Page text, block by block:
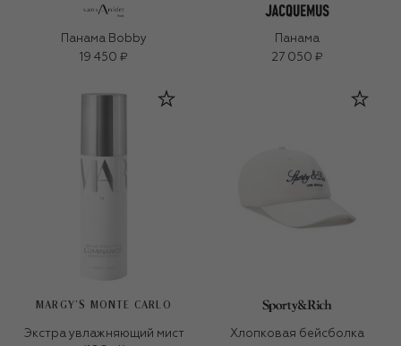
Панама Bobby
19 450 ₽
Панама
27 050 ₽
MARGY’S MONTE CARLO
Экстра увлажняющий мист
Хлопковая бейсболка